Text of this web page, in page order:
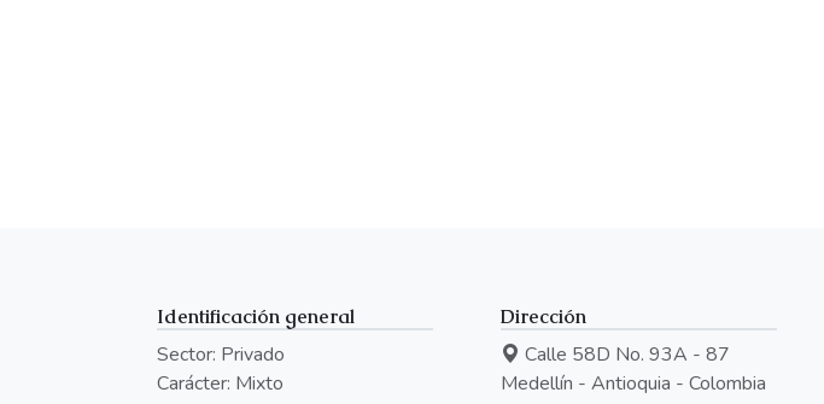
Identificación general
Sector: Privado
Carácter: Mixto
Dirección
Calle 58D No. 93A - 87
Medellín - Antioquia - Colombia